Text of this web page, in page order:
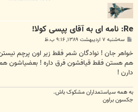
Re: نامه ای به آقای پپسی کولا!
ت
سه‌شنبه ۷ اردیبهشت ۱۳۸۹, ۹:۱۶ ب.ظ
خواهر جان ! نوادگان شمر فقط زیر اون پرچم
هم هستن فقط قیافشون فرق داره ! بعضیاشون
دارن !
به همه سياستمداران مشکوک باش.
جکسون براون